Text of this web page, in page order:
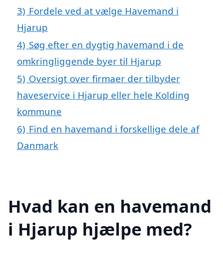
3) Fordele ved at vælge Havemand i
Hjarup
4) Søg efter en dygtig havemand i de
omkringliggende byer til Hjarup
5) Oversigt over firmaer der tilbyder
haveservice i Hjarup eller hele Kolding
kommune
6) Find en havemand i forskellige dele af
Danmark
Hvad kan en havemand
i Hjarup hjælpe med?